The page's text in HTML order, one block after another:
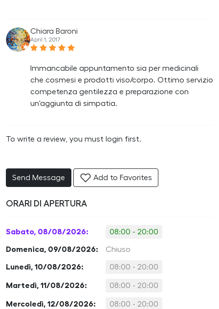
Chiara Baroni
April 1, 2017
Immancabile appuntamento sia per medicinali
che cosmesi e prodotti viso/corpo. Ottimo servizio
competenza gentilezza e preparazione con
un'aggiunta di simpatia.
To write a review, you must login first.
Send Message Add to Favorites
ORARI DI APERTURA
Sabato, 08/08/2026: 08:00 - 20:00
Domenica, 09/08/2026: Chiuso
Lunedì, 10/08/2026: 08:00 - 20:00
Martedì, 11/08/2026: 08:00 - 20:00
Mercoledì, 12/08/2026: 08:00 - 20:00